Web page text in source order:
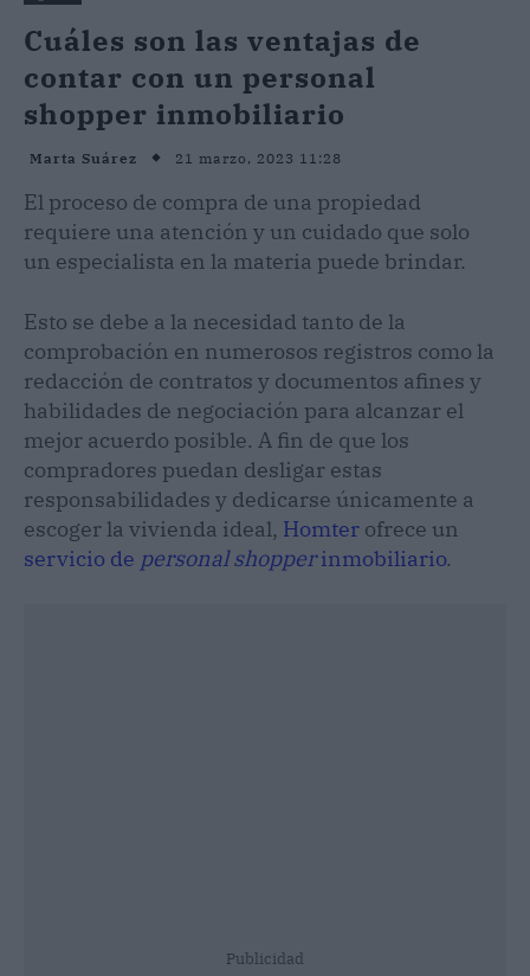
Cuáles son las ventajas de
contar con un personal
shopper inmobiliario
Marta Suárez 21 marzo, 2023 11:28
El proceso de compra de una propiedad
requiere una atención y un cuidado que solo
un especialista en la materia puede brindar.
Esto se debe a la necesidad tanto de la
comprobación en numerosos registros como la
redacción de contratos y documentos afines y
habilidades de negociación para alcanzar el
mejor acuerdo posible. A fin de que los
compradores puedan desligar estas
responsabilidades y dedicarse únicamente a
escoger la vivienda ideal, Homter ofrece un
servicio de personal shopperinmobiliario.
Publicidad